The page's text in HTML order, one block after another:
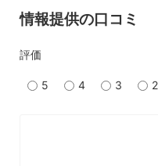
情報提供の口コミ
評価
5 4 3 2